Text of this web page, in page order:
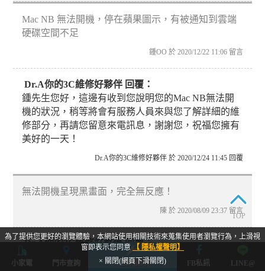
Mac NB 無法開機，停在蘋果圖示，有被通知到雲端
硬碟空間不足
鍾OO 於 2020/12/22 11:06 留言
Dr.A你的3C維修好夥伴 回覆：
鍾先生您好，這邊有收到您說明您的Mac NB無法開
機的狀況，稍等將會有服務人員來與您了解詳細的維
修部分，再請您留意來電訊息，謝謝您，祝福您擁有
美好的一天！
Dr.A你的3C維修好夥伴 於 2020/12/24 11:45 回覆
無法開機呈現黑畫面，完全無反應！
陳 於 2020/08/09 23:37 留言
Dr.A你的3C維修好夥伴 回覆：
陳先生您好，這邊您說明是MAC的部分開機是黑畫
小家電 門市查詢 立即預約 FB私訊 LINE@
為了提供您更好的瀏覽體驗，本網站使用相關技術來蒐集使用者瀏覽行為，上滑視
窗即表示您同意 【 隱私權聲明】
× 關閉(網頁下滑關閉)
TOP